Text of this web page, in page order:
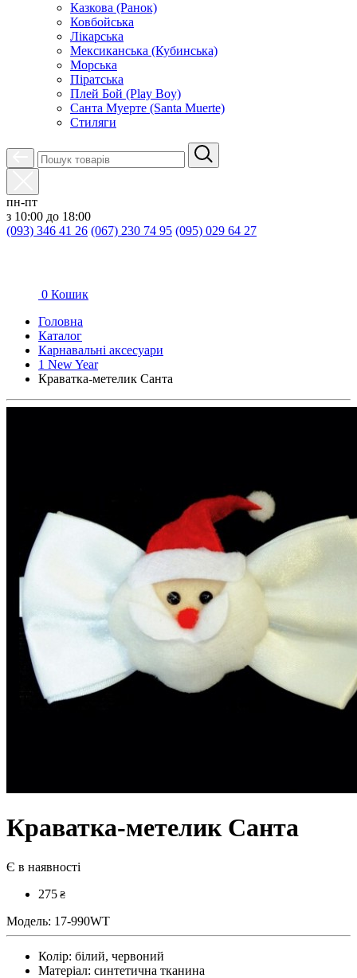
Казкова (Ранок)
Ковбойська
Лікарська
Мексиканська (Кубинська)
Морська
Піратська
Плей Бой (Play Boy)
Санта Муерте (Santa Muerte)
Стиляги
пн-пт
з 10:00 до 18:00
(093) 346 41 26 (067) 230 74 95 (095) 029 64 27
0 Кошик
Головна
Каталог
Карнавальні аксесуари
1 New Year
Краватка-метелик Санта
Краватка-метелик Санта
Є в наявності
275 ₴
Модель: 17-990WT
Колір: білий, червоний
Матеріал: синтетична тканина